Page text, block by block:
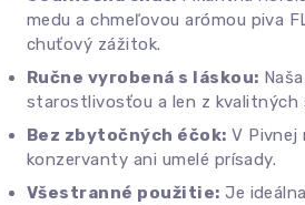
medu a chmeľovou arómou piva
chuťový zážitok.
Ručne vyrobená s láskou:
starostlivosťou a len z kvalitných
Bez zbytočných éčok: V Pivnej
konzervanty ani umelé prísady.
Všestranné použitie: Je